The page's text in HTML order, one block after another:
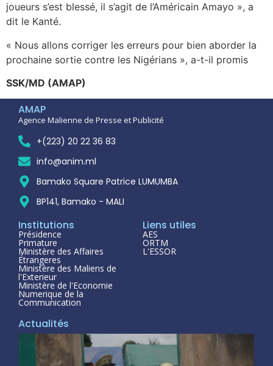
joueurs s’est blessé, il s’agit de l’Américain Amayo », a
dit le Kanté.
« Nous allons corriger les erreurs pour bien aborder la
prochaine sortie contre les Nigérians », a-t-il promis
SSK/MD (AMAP)
AMAP
Agence Malienne de Presse et Publicité
+(223) 20 22 36 83
info@anim.ml
Bamako Square Patrice LUMUMBA
BP141, Bamako - MALI
Institutions
Présidence
Primature
Ministère des Affaires
Étrangeres
Ministère des Maliens de
l'Exterieur
Ministère de l'Economie
Numerique de la
Communication
Liens utiles
AES
ORTM
L'ESSOR
Actualités